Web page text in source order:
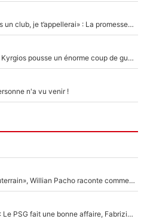
Mercato - OM - «Dès que je prends un club, je t’appellerai» : La promesse de Marcelino au moment de claquer la porte
Victime de racisme contre Murray, Kyrgios pousse un énorme coup de gueule !
n'a vu venir !
Invité dans un lieu «secret» et «souterrain», Willian Pacho raconte comment il a négocié son transfert au PSG !
C'est imminent pour Ferran Torres : Le PSG fait une bonne affaire, Fabrizio Romano révèle le vrai prix du joueur !